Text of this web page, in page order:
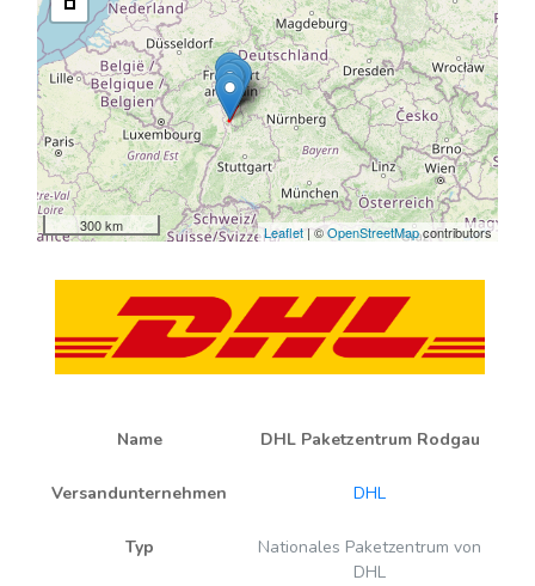
300 km Leaflet | ©OpenStreetMapcontributors
Name DHL Paketzentrum Rodgau
Versandunternehmen DHL
Typ
Nationales Paketzentrum von
DHL